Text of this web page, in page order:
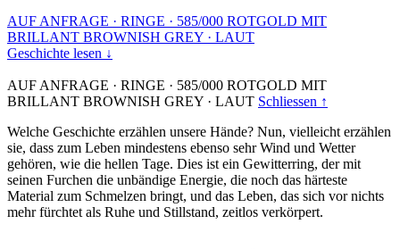
AUF ANFRAGE · RINGE · 585/000 ROTGOLD MIT
BRILLANT BROWNISH GREY · LAUT
Geschichte lesen ↓
AUF ANFRAGE · RINGE · 585/000 ROTGOLD MIT
BRILLANT BROWNISH GREY · LAUT Schliessen ↑
Welche Geschichte erzählen unsere Hände? Nun, vielleicht erzählen
sie, dass zum Leben mindestens ebenso sehr Wind und Wetter
gehören, wie die hellen Tage. Dies ist ein Gewitterring, der mit
seinen Furchen die unbändige Energie, die noch das härteste
Material zum Schmelzen bringt, und das Leben, das sich vor nichts
mehr fürchtet als Ruhe und Stillstand, zeitlos verkörpert.